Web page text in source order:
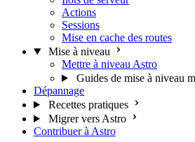
Actions
Sessions
Mise en cache des routes
Mise à niveau
Mettre à niveau Astro
Guides de mise à niveau
Dépannage
Recettes pratiques
Migrer vers Astro
Contribuer à Astro